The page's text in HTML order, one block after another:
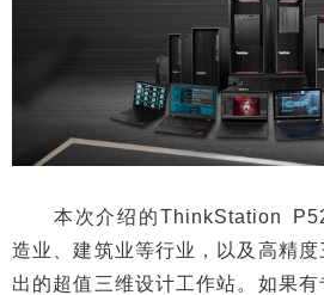
本次介绍的ThinkStation
造业、建筑业等行业，以及高精
出的超值三维设计工作站。如果